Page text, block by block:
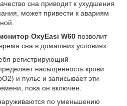
сна приводит к ухудшения
может привести к авариям
OxyEasi W60 позволит
сна в домашних условиях.
регистрирующий
насыщенность крови
и пульс и записывает эти
пока он включен.
по уменьшению